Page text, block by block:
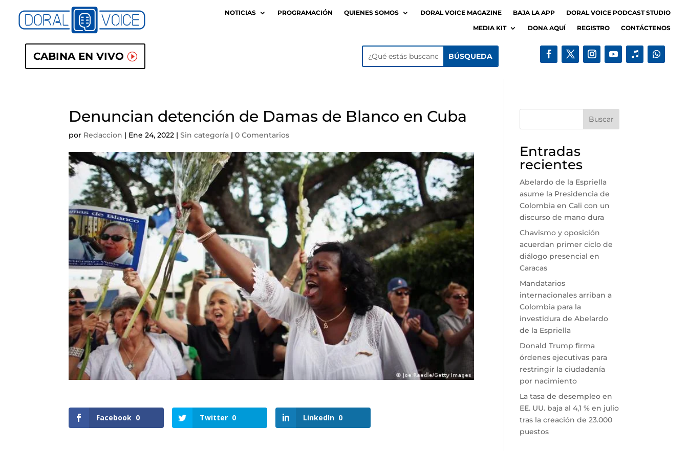
NOTICIAS PROGRAMACIÓN QUIENES SOMOS DORAL VOICE MAGAZINE BAJA LA APP
DORAL VOICE PODCAST STUDIO
MEDIA KIT
DONA AQUÍ REGISTRO CONTÁCTENOS
CABINA EN VIVO
Denuncian detención de Damas de Blanco en Cuba
por Redaccion | Ene 24, 2022 |Sin categoría |0 Comentarios
Facebook 0 Twitter 0 LinkedIn 0
Buscar
Entradas
recientes
Abelardo de la Espriella
asume la Presidencia de
Colombia en Cali con un
discurso de mano dura
Chavismo y oposición
acuerdan primer ciclo de
diálogo presencial en
Caracas
Mandatarios
internacionales arriban a
Colombia para la
investidura de Abelardo
de la Espriella
Donald Trump firma
órdenes ejecutivas para
restringir la ciudadanía
por nacimiento
La tasa de desempleo en
EE. UU. baja al 4,1 % en julio
tras la creación de 23.000
puestos